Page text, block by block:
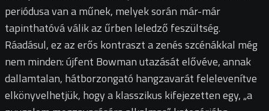
periódusa van a műnek, melyek során már-már
tapinthatóvá válik az űrben leledző feszültség.
Ráadásul, ez az erős kontraszt a zenés szcénákkal még
nem minden: újfent Bowman utazását elővéve, annak
dallamtalan, hátborzongató hangzavarát felelevenítve
elkönyvelhetjük, hogy a klasszikus kifejezetten egy, „a